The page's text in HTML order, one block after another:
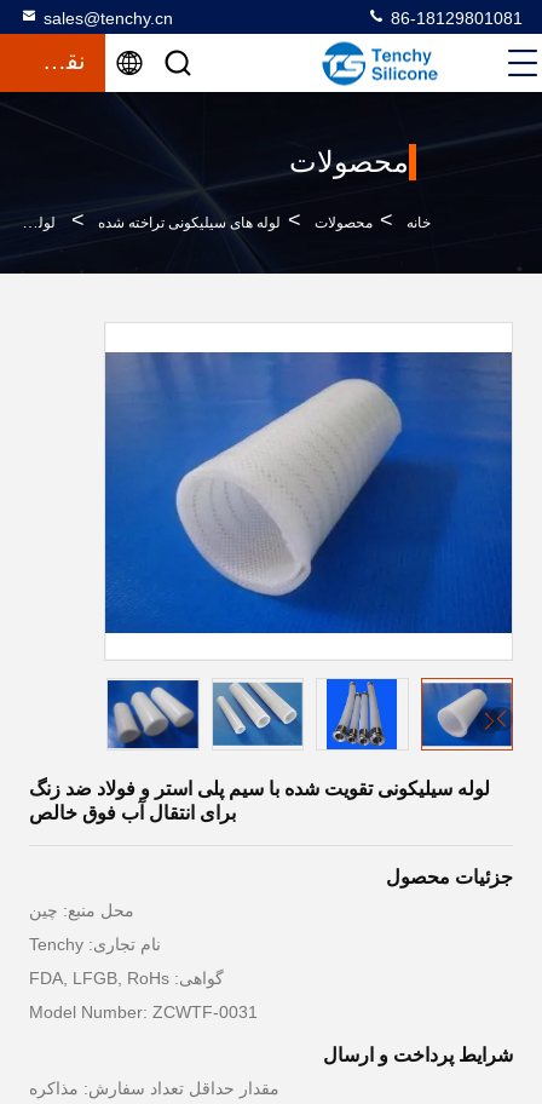
sales@tenchy.cn 86-18129801081
نقل قول
محصولات
خانه > محصولات > لوله های سیلیکونی تراخته شده > لوله سیلیکونی تقویت شده با سیم پلی استر و فولاد ضد زنگ برای انتقال آب فوق خالص
لوله سیلیکونی تقویت شده با سیم پلی استر و فولاد ضد زنگ
برای انتقال آب فوق خالص
جزئیات محصول
محل منبع: چین
نام تجاری: Tenchy
گواهی: FDA, LFGB, RoHs
Model Number: ZCWTF-0031
شرایط پرداخت و ارسال
مقدار حداقل تعداد سفارش: مذاکره